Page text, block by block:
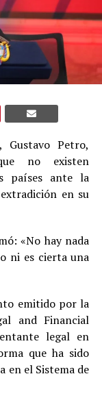
Gustavo Petro,
no existen
países ante la
en su
«No hay nada
ni es cierta una
emitido por la
and Financial
legal en
que ha sido
en el Sistema de